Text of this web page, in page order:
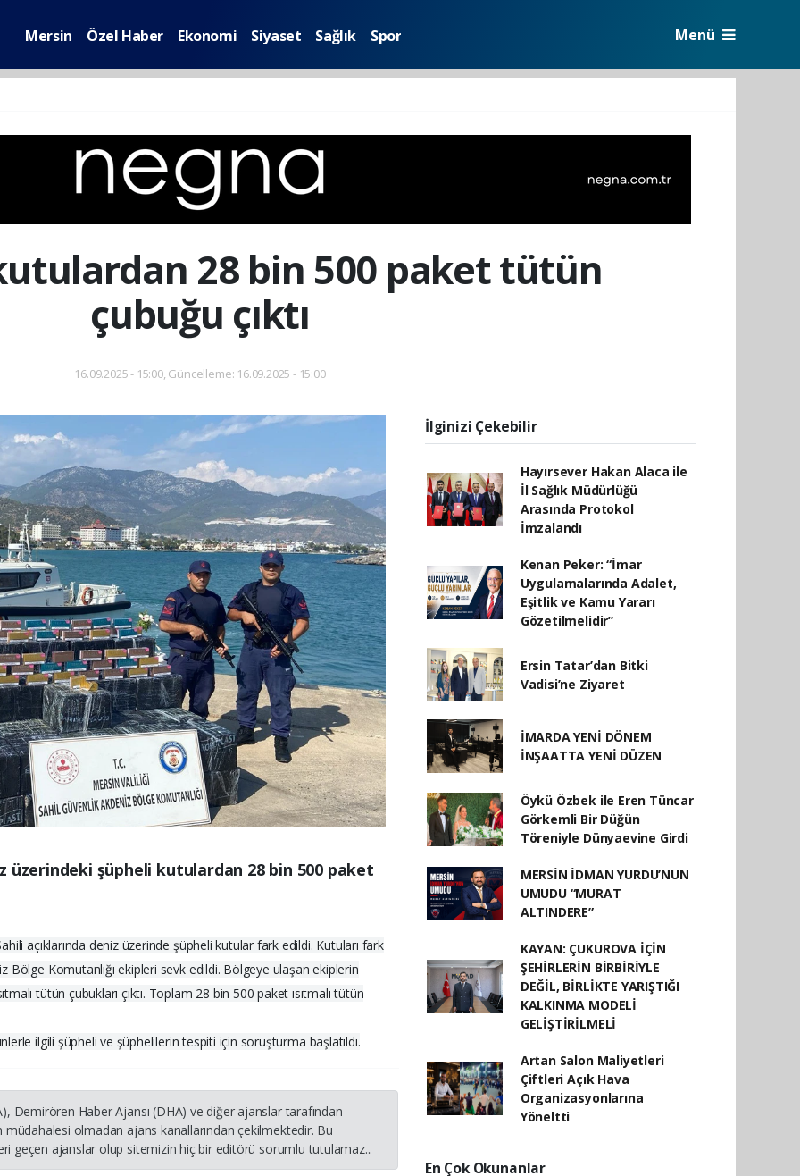
Mersin Özel Haber Ekonomi Siyaset Sağlık Spor Menü
28 bin 500 paket tütün
çubuğu çıktı
16.09.2025 - 15:00, Güncelleme: 16.09.2025 - 15:00
üzerindeki şüpheli kutulardan 28 bin 500 paket
açıklarında deniz üzerinde şüpheli kutular fark edildi. Kutuları fark
Bölge Komutanlığı ekipleri sevk edildi. Bölgeye ulaşan ekiplerin
tütün çubukları çıktı. Toplam 28 bin 500 paket ısıtmalı tütün
ilgili şüpheli ve şüphelilerin tespiti için soruşturma başlatıldı.
Demirören Haber Ajansı (DHA) ve diğer ajanslar tarafından
olmadan ajans kanallarından çekilmektedir. Bu
geçen ajanslar olup sitemizin hiç bir editörü sorumlu tutulamaz...
İlginizi Çekebilir
Hayırsever Hakan Alaca ile
İl Sağlık Müdürlüğü
Arasında Protokol
İmzalandı
Kenan Peker: “İmar
Uygulamalarında Adalet,
Eşitlik ve Kamu Yararı
Gözetilmelidir”
Ersin Tatar’dan Bitki
Vadisi’ne Ziyaret
İMARDA YENİ DÖNEM
İNŞAATTA YENİ DÜZEN
Öykü Özbek ile Eren Tüncar
Görkemli Bir Düğün
Töreniyle Dünyaevine Girdi
MERSİN İDMAN YURDU’NUN
UMUDU “MURAT
ALTINDERE”
KAYAN: ÇUKUROVA İÇİN
ŞEHİRLERİN BİRBİRİYLE
DEĞİL, BİRLİKTE YARIŞTIĞI
KALKINMA MODELİ
GELİŞTİRİLMELİ
Artan Salon Maliyetleri
Çiftleri Açık Hava
Organizasyonlarına
Yöneltti
En Çok Okunanlar